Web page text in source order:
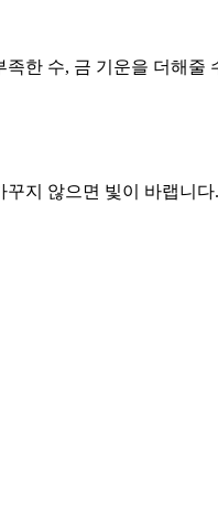
한 수, 금 기운을 더해줄
지 않으면 빛이 바랩니